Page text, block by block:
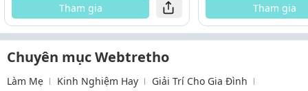
Tham gia Tham gia
Chuyên mục Webtretho
Làm Mẹ Kinh Nghiệm Hay Giải Trí Cho Gia Đình